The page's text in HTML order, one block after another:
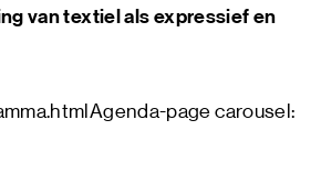
van textiel als expressief en
page carousel: